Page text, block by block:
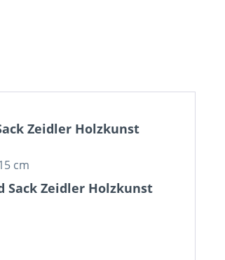
Zeidler Holzkunst
cm
Zeidler Holzkunst